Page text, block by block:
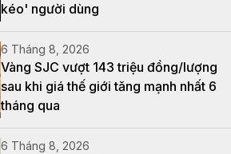
kéo' người dùng
6 Tháng 8, 2026
Vàng SJC vượt 143 triệu đồng/lượng
sau khi giá thế giới tăng mạnh nhất 6
tháng qua
6 Tháng 8, 2026